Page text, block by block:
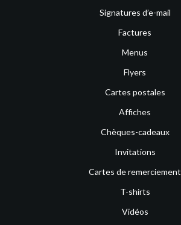
Signatures d’e-mail
Factures
Menus
Flyers
Cartes postales
Affiches
Chèques-cadeaux
Invitations
Cartes de remerciement
T-shirts
Vidéos